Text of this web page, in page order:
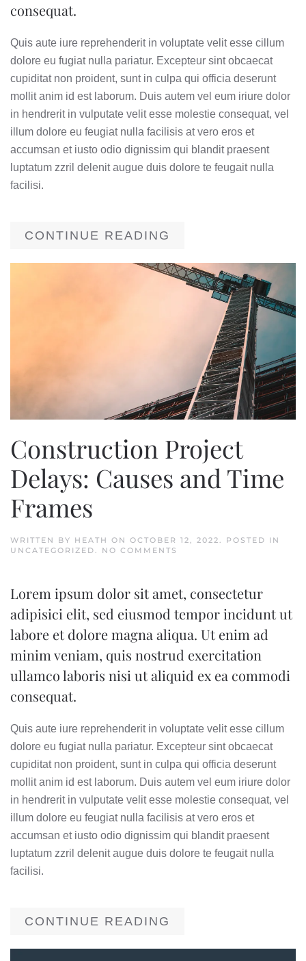
consequat.
Quis aute iure reprehenderit in voluptate velit esse cillum
dolore eu fugiat nulla pariatur. Excepteur sint obcaecat
cupiditat non proident, sunt in culpa qui officia deserunt
mollit anim id est laborum. Duis autem vel eum iriure dolor
in hendrerit in vulputate velit esse molestie consequat, vel
illum dolore eu feugiat nulla facilisis at vero eros et
accumsan et iusto odio dignissim qui blandit praesent
luptatum zzril delenit augue duis dolore te feugait nulla
facilisi.
CONTINUE READING
Construction Project
Delays: Causes and Time
Frames
WRITTEN BY HEATH ON OCTOBER 12, 2022
. POSTED IN
UNCATEGORIZED
NO COMMENTS
CAUSES
AND
TIME
FRAMES
Lorem ipsum dolor sit amet, consectetur
adipisici elit, sed eiusmod tempor incidunt ut
labore et dolore magna aliqua. Ut enim ad
minim veniam, quis nostrud exercitation
ullamco laboris nisi ut aliquid ex ea commodi
consequat.
Quis aute iure reprehenderit in voluptate velit esse cillum
dolore eu fugiat nulla pariatur. Excepteur sint obcaecat
cupiditat non proident, sunt in culpa qui officia deserunt
mollit anim id est laborum. Duis autem vel eum iriure dolor
in hendrerit in vulputate velit esse molestie consequat, vel
illum dolore eu feugiat nulla facilisis at vero eros et
accumsan et iusto odio dignissim qui blandit praesent
luptatum zzril delenit augue duis dolore te feugait nulla
facilisi.
CONTINUE READING